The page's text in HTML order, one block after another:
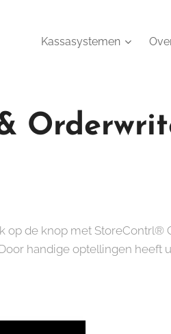
Kassasystemen
op de knop met StoreContrl®
handige optellingen heeft